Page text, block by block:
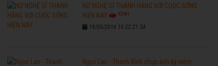
NỮ NGHỆ SĨ THANH HẰNG VỚI CUỘC SỐNG
HIỆN NAY
32581
18/05/2016 10:22:21 SA
Ngọc Lan - Thanh Bình chụp ảnh kỷ niệm